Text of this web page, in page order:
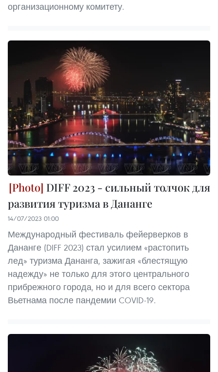
организационному комитету.
DIFF 2023 - сильный толчок для
развития туризма в Дананге
14/07/2023 01:00
Международный фестиваль фейерверков в
Дананге (DIFF 2023) стал усилием «растопить
лед» туризма Дананга, зажигая «блестящую
надежду» не только для этого центрального
прибрежного города, но и для всего сектора
Вьетнама после пандемии COVID-19.